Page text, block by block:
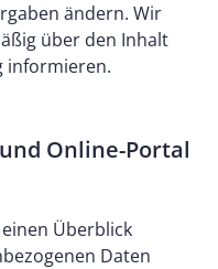
ändern. Wir
über den Inhalt
informieren.
Online-Portal
Überblick
Daten